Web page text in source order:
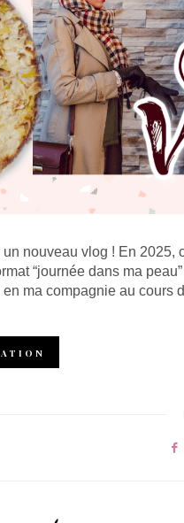
nouveau vlog ! En 2025,
“journée dans ma
en ma compagnie au